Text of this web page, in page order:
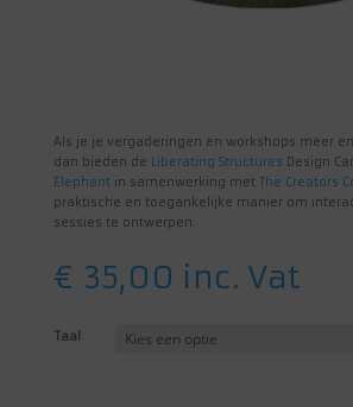
Als je je vergaderingen en workshops meer
dan bieden de Liberating Structures Design
Elephantin samenwerking met The Creators
praktische en toegankelijke manier om
sessies te ontwerpen.
€ 35,00 inc. Vat
Taal